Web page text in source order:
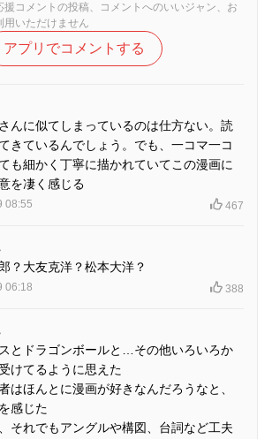
援コメントの投稿、コメントへのいいジャン、お
用いただけません
アプリでコメントする
んに似てしまっているのは仕方ない。読
きているんでしょう。でも、一コマ一コ
も細かく丁寧に描かれていてこの漫画に
を凄く感じる
08:55 467
？大友克洋？松本大洋？
06:18 388
とドラゴンボールと…その他いろいろか
けてるように思えた
はほんとに漫画が好きなんだろうなと、
感じた
それでもアングルや構図、台詞など工夫